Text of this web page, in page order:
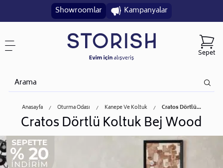
Showroomlar Kampanyalar
Sepet
Anasayfa Oturma Odası Kanepe Ve Koltuk Cratos Dörtlü...
Cratos Dörtlü Koltuk Bej Wood